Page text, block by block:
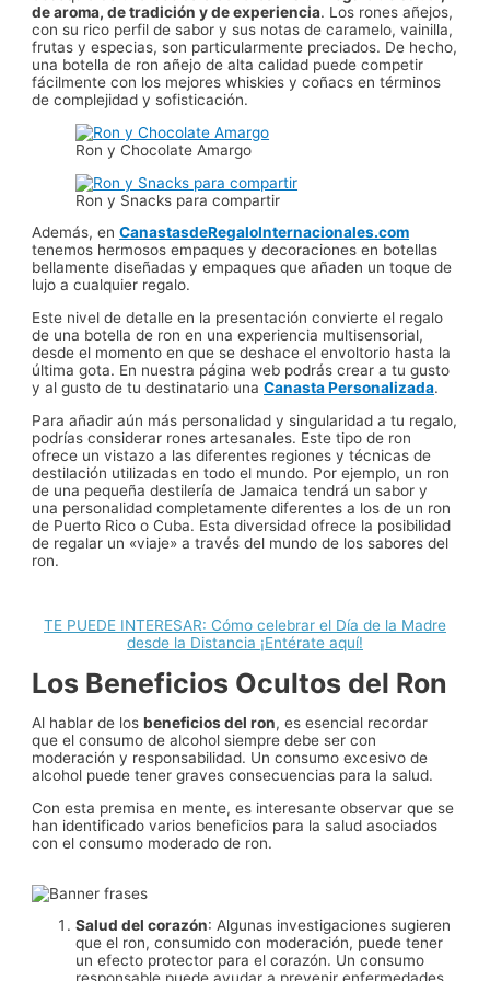
de aroma, de tradición y de experiencia. Los rones añejos,
con su rico perfil de sabor y sus notas de caramelo, vainilla,
frutas y especias, son particularmente preciados. De hecho,
una botella de ron añejo de alta calidad puede competir
fácilmente con los mejores whiskies y coñacs en términos
de complejidad y sofisticación.
Ron y Chocolate Amargo
Ron y Snacks para compartir
Además, enCanastasdeRegaloInternacionales.com
tenemos hermosos empaques y decoraciones en botellas
bellamente diseñadas y empaques que añaden un toque de
lujo a cualquier regalo.
Este nivel de detalle en la presentación convierte el regalo
de una botella de ron en una experiencia multisensorial,
desde el momento en que se deshace el envoltorio hasta la
última gota. En nuestra página web podrás crear a tu gusto
y al gusto de tu destinatario unaCanasta Personalizada.
Para añadir aún más personalidad y singularidad a tu regalo,
podrías considerar rones artesanales. Este tipo de ron
ofrece un vistazo a las diferentes regiones y técnicas de
destilación utilizadas en todo el mundo. Por ejemplo, un ron
de una pequeña destilería de Jamaica tendrá un sabor y
una personalidad completamente diferentes a los de un ron
de Puerto Rico o Cuba. Esta diversidad ofrece la posibilidad
de regalar un «viaje» a través del mundo de los sabores del
ron.
TE PUEDE INTERESAR: Cómo celebrar el Día de la Madre
desde la Distancia ¡Entérate aquí!
Los Beneficios Ocultos del Ron
Al hablar de losbeneficios del ron, es esencial recordar
que el consumo de alcohol siempre debe ser con
moderación y responsabilidad. Un consumo excesivo de
alcohol puede tener graves consecuencias para la salud.
Con esta premisa en mente, es interesante observar que se
han identificado varios beneficios para la salud asociados
con el consumo moderado de ron.
Salud del corazón: Algunas investigaciones sugieren
que el ron, consumido con moderación, puede tener
un efecto protector para el corazón. Un consumo